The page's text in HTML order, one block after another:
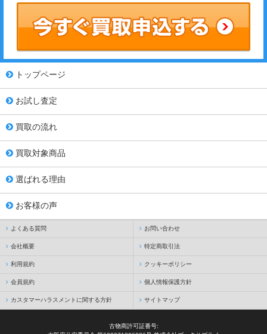
トップページ
お試し査定
買取の流れ
買取対象商品
選ばれる理由
お客様の声
よくある質問 お問い合わせ
会社概要 特定商取引法
利用規約 クッキーポリシー
会員規約 個人情報保護方針
カスタマーハラスメントに関する方針 サイトマップ
古物商許可証番号: